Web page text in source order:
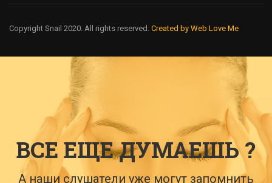
Copyright Snail 2020. All rights reserved. Created by Web Love Me
ВСЕ ЕЩЕ ДУМАЕШЬ ?
А наши слушатели уже могут запомнить